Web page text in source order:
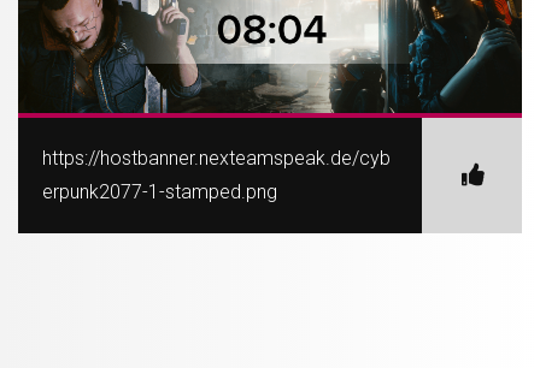
https://hostbanner.nexteamspeak.de/cyb
erpunk2077-1-stamped.png